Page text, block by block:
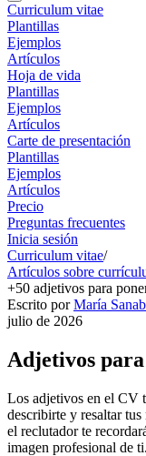
Curriculum vitae
Plantillas
Ejemplos
Artículos
Hoja de vida
Plantillas
Ejemplos
Artículos
Carte de presentación
Plantillas
Ejemplos
Artículos
Precio
Preguntas frecuentes
Inicia sesión
Curriculum vitae/
Artículos sobre
+50 adjetivos para
Escrito porMaría
julio de 2026
Adjetivos
Los adjetivos en el CV
describirte y resaltar
el reclutador te
imagen profesional de ti.